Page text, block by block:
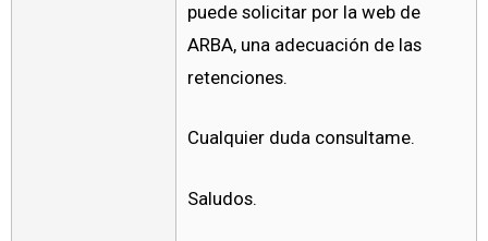
puede solicitar por la web de
ARBA, una adecuación de las
retenciones.
Cualquier duda consultame.
Saludos.